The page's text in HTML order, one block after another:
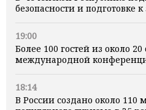
безопасности и подготовке
19:00
Более 100 гостей из около 20
международной
18:14
В России создано около 110